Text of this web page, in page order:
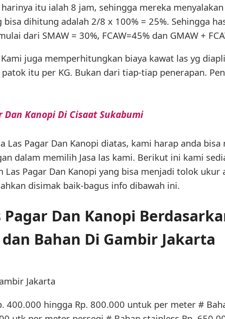
itu ialah 8 jam, sehingga mereka
dihitung adalah 2/8 x 100% = 25%. Sehingga
dari SMAW = 30%, FCAW=45% dan GMAW +
juga memperhitungkan biaya kawat las yg
itu per KG. Bukan dari tiap-tiap penerapan.
Dan Kanopi Di Cisaat Sukabumi
Las Pagar Dan Kanopi diatas, kami harap anda
dalam memilih Jasa las kami. Berikut ini kami
Las Pagar Dan Kanopi yang bisa menjadi tolok
disimak baik-bagus info dibawah ini.
Pagar Dan Kanopi
dan Bahan Di Gambir Jakarta
Jakarta
400.000 hingga Rp. 800.000 untuk per meter #